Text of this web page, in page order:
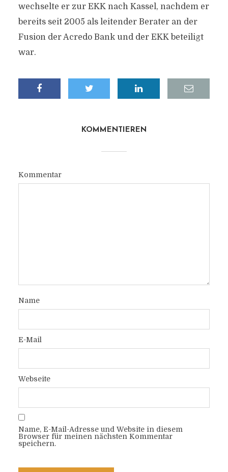
wechselte er zur EKK nach Kassel, nachdem er
bereits seit 2005 als leitender Berater an der
Fusion der Acredo Bank und der EKK beteiligt
war.
KOMMENTIEREN
Kommentar
Name
E-Mail
Webseite
Name, E-Mail-Adresse und Website in diesem
Browser für meinen nächsten Kommentar
speichern.